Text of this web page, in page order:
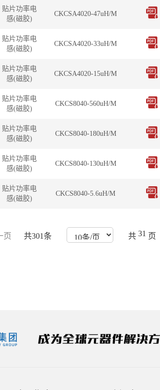
贴片功率电
感(磁胶)
CKCSA4020-47uH/M
贴片功率电
感(磁胶)
CKCSA4020-33uH/M
贴片功率电
感(磁胶)
CKCSA4020-15uH/M
贴片功率电
感(磁胶)
CKCS8040-560uH/M
贴片功率电
感(磁胶)
CKCS8040-180uH/M
贴片功率电
感(磁胶)
CKCS8040-130uH/M
贴片功率电
感(磁胶)
CKCS8040-5.6uH/M
页 共301条 共 31 页